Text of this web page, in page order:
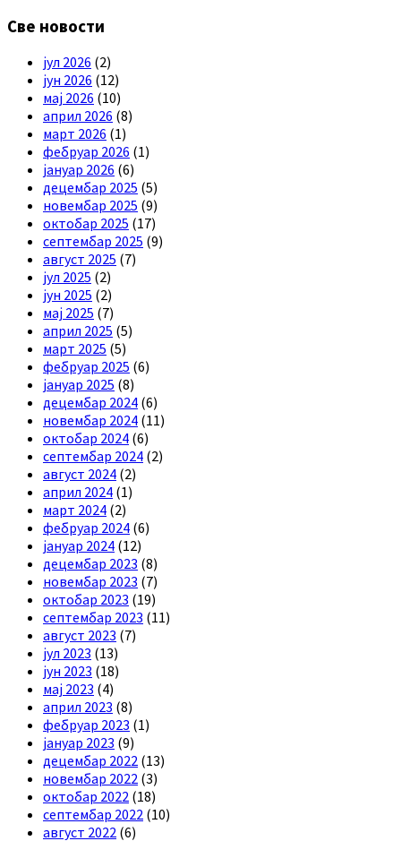
Све новости
јул 2026 (2)
јун 2026 (12)
мај 2026 (10)
април 2026 (8)
март 2026 (1)
фебруар 2026 (1)
јануар 2026 (6)
децембар 2025 (5)
новембар 2025 (9)
октобар 2025 (17)
септембар 2025 (9)
август 2025 (7)
јул 2025 (2)
јун 2025 (2)
мај 2025 (7)
април 2025 (5)
март 2025 (5)
фебруар 2025 (6)
јануар 2025 (8)
децембар 2024 (6)
новембар 2024 (11)
октобар 2024 (6)
септембар 2024 (2)
август 2024 (2)
април 2024 (1)
март 2024 (2)
фебруар 2024 (6)
јануар 2024 (12)
децембар 2023 (8)
новембар 2023 (7)
октобар 2023 (19)
септембар 2023 (11)
август 2023 (7)
јул 2023 (13)
јун 2023 (18)
мај 2023 (4)
април 2023 (8)
фебруар 2023 (1)
јануар 2023 (9)
децембар 2022 (13)
новембар 2022 (3)
октобар 2022 (18)
септембар 2022 (10)
август 2022 (6)